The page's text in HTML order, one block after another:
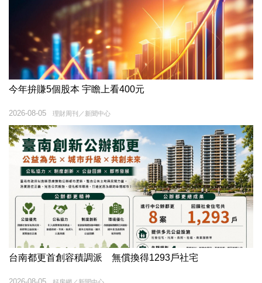
今年拚賺5個股本 宇瞻上看400元
理財周刊／新聞中心
2026-08-05
台南都更首創容積調派 無償換得1293戶社宅